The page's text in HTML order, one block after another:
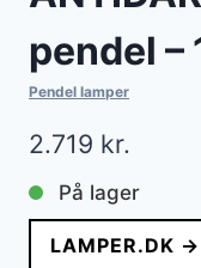
pendel
Pendel lamper
2.719 kr.
På lager
LAMPER.DK →